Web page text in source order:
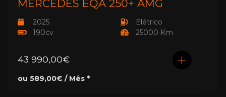
MERCEDES EQA 250+ AMG
2025
190cv
Elétrico
25000 Km
43 990,00€
ou 589,00€ / Mês *